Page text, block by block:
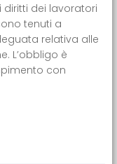
diritti dei lavoratori
tenuti a
relativa alle
L’obbligo è
con